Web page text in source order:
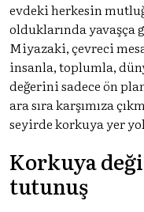
evdeki herkesin
olduklarında
Miyazaki, çevreci
insanla, toplumla,
değerini sadece ön
ara sıra karşımıza
seyirde korkuya yer
Korkuya
tutunuş